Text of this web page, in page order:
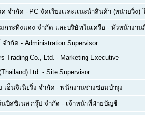
ค จำกัด - PC จัดเรียงเเละเเนะนำสินค้า (หน่วยวิ่ง
กระทิงแดง จำกัด และบริษัทในเครือ - หัวหน้างาน
จำกัด - Administration Supervisor
Trading Co., Ltd. - Marketing Executive
Ltd. - Site Supervisor
เอ็นจิเนียริ่ง จำกัด - พนักงานช่างซ่อมบำรุง
นบิสซิเนส กรุ๊ป จำกัด - เจ้าหน้าที่ฝ่ายบัญชี